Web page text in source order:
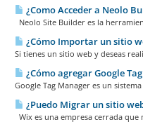
¿Como Acceder a Neolo
Neolo Site Builder es la
¿Cómo Importar un sitio
Si tienes un sitio web y deseas
¿Cómo agregar Google
Google Tag Manager es un
¿Puedo Migrar un sitio
Wix es una empresa cerrada que